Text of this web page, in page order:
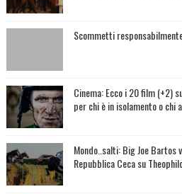
Scommetti
Cinema: Ecco i 20 film (+2)
per chi è in isolamento o chi
Mondo..salti: Big Joe Bartos
Repubblica Ceca su